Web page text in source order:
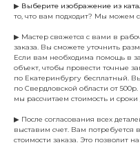
▶ Выберите изображение из
то, что вам подходит? Мы можем
▶ Мастер свяжется с вами в
заказа. Вы сможете уточнить
Если вам необходима помощь в
объект, чтобы провести точные
по Екатеринбургу бесплатный.
по Свердловской области от
мы рассчитаем стоимость и
▶ После согласования всех
выставим счет. Вам потребуется
стоимости заказа. Это позволит